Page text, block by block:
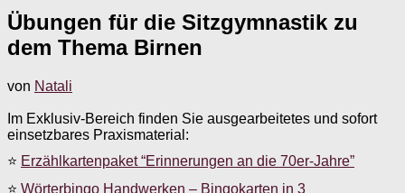
Übungen für die Sitzgymnastik zu
dem Thema Birnen
von Natali
Im Exklusiv-Bereich finden Sie ausgearbeitetes und sofort
einsetzbares Praxismaterial:
⭐ Erzählkartenpaket “Erinnerungen an die 70er-Jahre”
⭐ Wörterbingo Handwerken – Bingokarten in 3